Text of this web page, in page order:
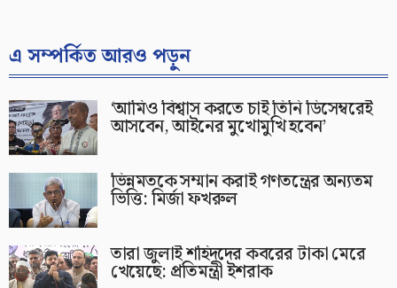
এ সম্পর্কিত আরও পড়ুন
‘আমিও বিশ্বাস করতে চাই তিনি ডিসেম্বরেই
আসবেন, আইনের মুখোমুখি হবেন’
ভিন্নমতকে সম্মান করাই গণতন্ত্রের অন্যতম
ভিত্তি: মির্জা ফখরুল
তারা জুলাই শহিদদের কবরের টাকা মেরে
খেয়েছে: প্রতিমন্ত্রী ইশরাক